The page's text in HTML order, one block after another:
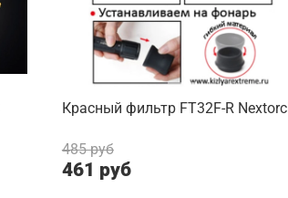
Красный фильтр FT32F-R
485 руб
461 руб